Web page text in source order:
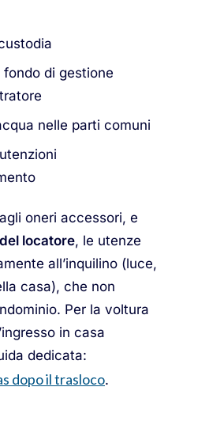
di gestione
nelle parti comuni
oneri accessori, e
locatore, le utenze
all’inquilino (luce,
casa), che non
Per la voltura
in casa
dedicata:
dopo il trasloco.